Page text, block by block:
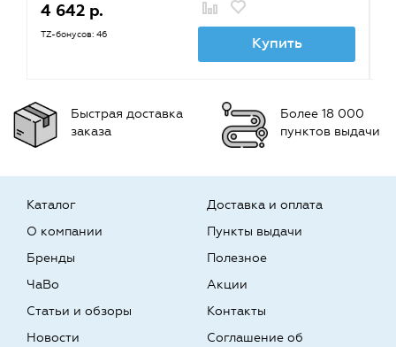
4 642 р.
TZ-бонусов: 46 Купить
Быстрая доставка
заказа
Более 18 000
пунктов выдачи
Каталог
О компании
Бренды
Доставка и оплата
Пункты выдачи
Полезное
ЧаВо
Статьи и обзоры
Новости
Акции
Контакты
Соглашение об